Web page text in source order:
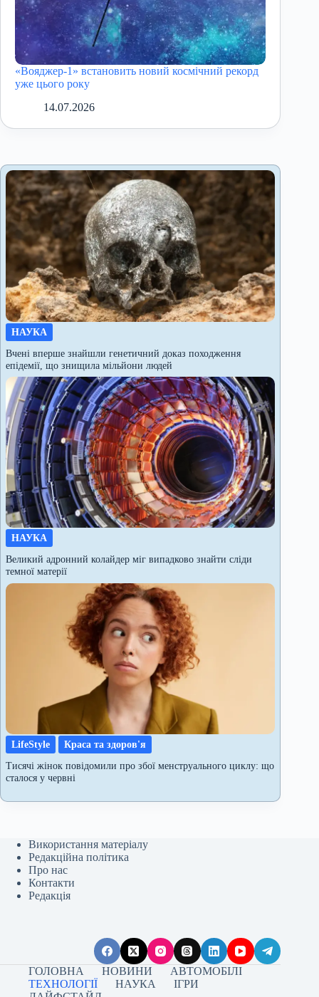
«Вояджер-1» встановить новий космічний рекорд
уже цього року
14.07.2026
НАУКА
Вчені вперше знайшли генетичний доказ походження
епідемії, що знищила мільйони людей
НАУКА
Великий адронний колайдер міг випадково знайти сліди
темної матерії
LifeStyle
Краса та здоров'я
Тисячі жінок повідомили про збої менструального циклу: що
сталося у червні
Використання матеріалу
Редакційна політика
Про нас
Контакти
Редакція
ГОЛОВНА НОВИНИ
АВТОМОБІЛІ
ТЕХНОЛОГІЇ
НАУКА
ІГРИ